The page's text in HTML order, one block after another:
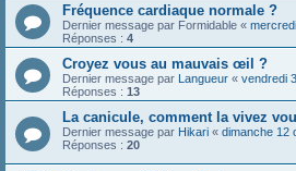
Fréquence cardiaque normale ?
Dernier message par Formidable «
Réponses : 4
Croyez vous au mauvais œil ?
Dernier message par Langueur « vendredi
Réponses : 13
La canicule, comment la vivez
Dernier message par Hikari « dimanche 12
Réponses : 20